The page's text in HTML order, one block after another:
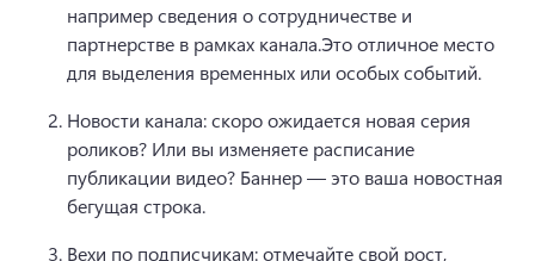
например сведения о сотрудничестве и
партнерстве в рамках канала.Это отличное место
для выделения временных или особых событий.
Новости канала: скоро ожидается новая серия
роликов? Или вы изменяете расписание
публикации видео? Баннер — это ваша новостная
бегущая строка.
Вехи по подписчикам: отмечайте свой рост,